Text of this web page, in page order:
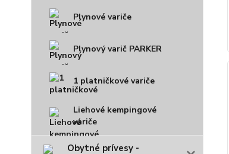
Plynové variče
Plynový varič PARKER
1 platničkové variče
Liehové kempingové
variče
Obytné prívesy -